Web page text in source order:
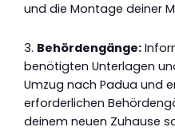
und die Montage deiner
3. Behördengänge:
benötigten Unterlagen
Umzug nach Padua und
erforderlichen
deinem neuen Zuhause